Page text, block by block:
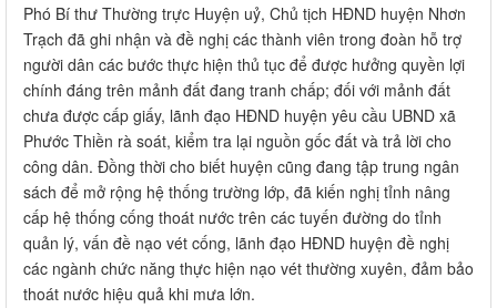
Phó Bí thư Thường trực Huyện uỷ, Chủ tịch HĐND huyện Nhơn
Trạch đã ghi nhận và đề nghị các thành viên trong đoàn hỗ trợ
người dân các bước thực hiện thủ tục để được hưởng quyền lợi
chính đáng trên mảnh đất đang tranh chấp; đối với mảnh đất
chưa được cấp giấy, lãnh đạo HĐND huyện yêu cầu UBND xã
Phước Thiền rà soát, kiểm tra lại nguồn gốc đất và trả lời cho
công dân. Đồng thời cho biết huyện cũng đang tập trung ngân
sách để mở rộng hệ thống trường lớp, đã kiến nghị tỉnh nâng
cấp hệ thống cống thoát nước trên các tuyến đường do tỉnh
quản lý, vấn đề nạo vét cống, lãnh đạo HĐND huyện đề nghị
các ngành chức năng thực hiện nạo vét thường xuyên, đảm bảo
thoát nước hiệu quả khi mưa lớn.